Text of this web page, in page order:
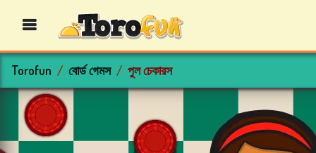
বিংগো
গেমস
Torofun বোর্ড গেমস পুল চেকারস